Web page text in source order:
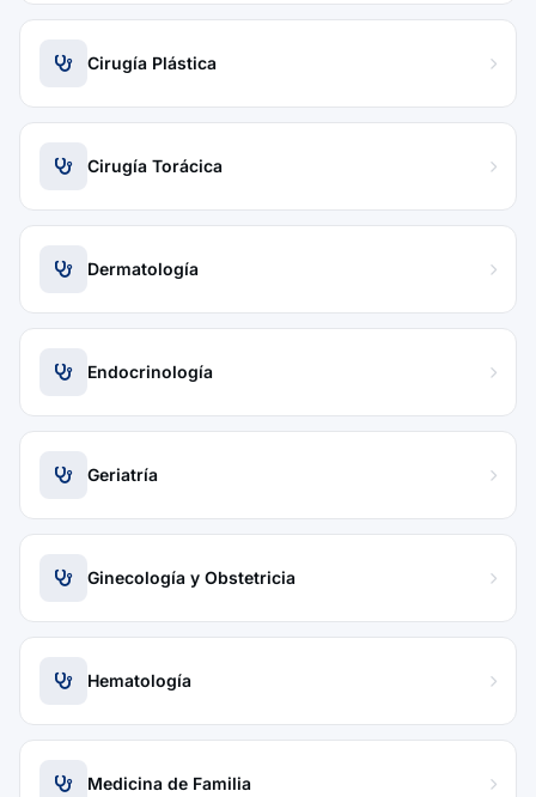
Cirugía Plástica
Cirugía Torácica
Dermatología
Endocrinología
Geriatría
Ginecología y Obstetricia
Hematología
Medicina de Familia